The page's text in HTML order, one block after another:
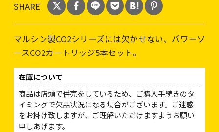
SHARE
マルシン製CO2シリーズには欠かせない、パワーソ
ースCO2カートリッジ5本セット。
在庫について
商品は店頭で併売をしているため、ご購入手続きのタ
イミングで欠品状況になる場合がございます。ご迷惑
をお掛け致しますが、ご理解いただけますようお願い
申しあげます。